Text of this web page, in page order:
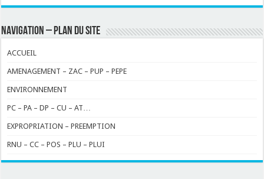
NAVIGATION – PLAN DU SITE
ACCUEIL
AMENAGEMENT – ZAC – PUP – PEPE
ENVIRONNEMENT
PC – PA – DP – CU – AT…
EXPROPRIATION – PREEMPTION
RNU – CC – POS – PLU – PLUI